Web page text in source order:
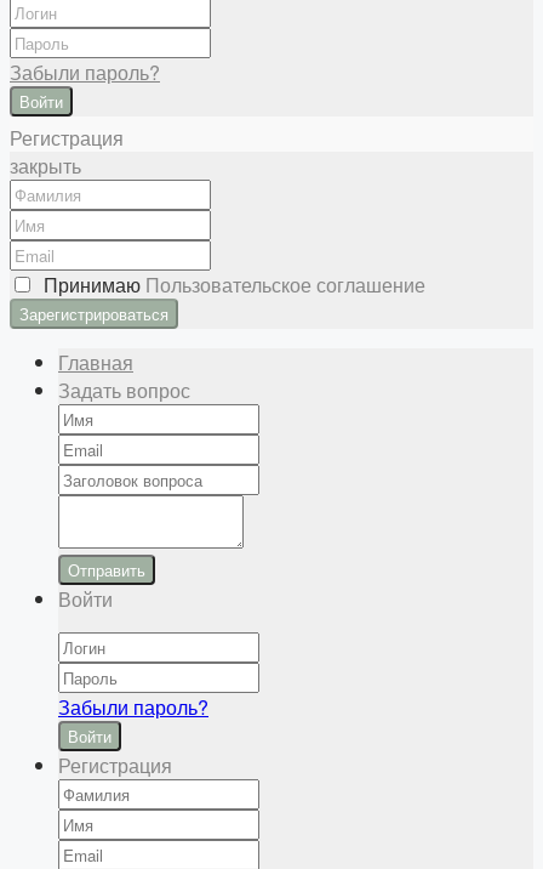
Забыли пароль?
Войти
Регистрация
закрыть
Принимаю Пользовательское соглашение
Главная
Задать вопрос
Отправить
Войти
Забыли пароль?
Войти
Регистрация